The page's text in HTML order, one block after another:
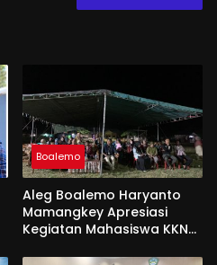
Boalemo
Aleg Boalemo Haryanto
Mamangkey Apresiasi
Kegiatan Mahasiswa KKN